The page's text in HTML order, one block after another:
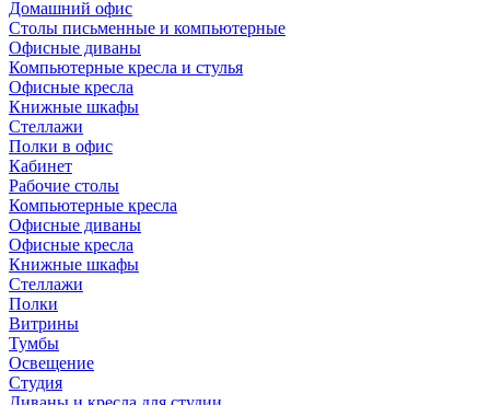
Домашний офис
Столы письменные и компьютерные
Офисные диваны
Компьютерные кресла и стулья
Офисные кресла
Книжные шкафы
Стеллажи
Полки в офис
Кабинет
Рабочие столы
Компьютерные кресла
Офисные диваны
Офисные кресла
Книжные шкафы
Стеллажи
Полки
Витрины
Тумбы
Освещение
Студия